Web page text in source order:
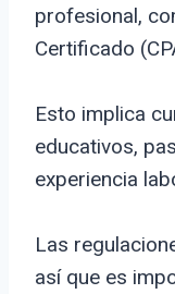
profesional,
Certificado
Esto implica
educativos,
experiencia
Las
así que es